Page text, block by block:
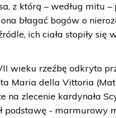
z którą – według mitu –
błagać bogów o
ich ciała stopiły
wieku rzeźbę odkryto
Maria della Vittoria
na zlecenie kardynała
podstawę - marmurowy